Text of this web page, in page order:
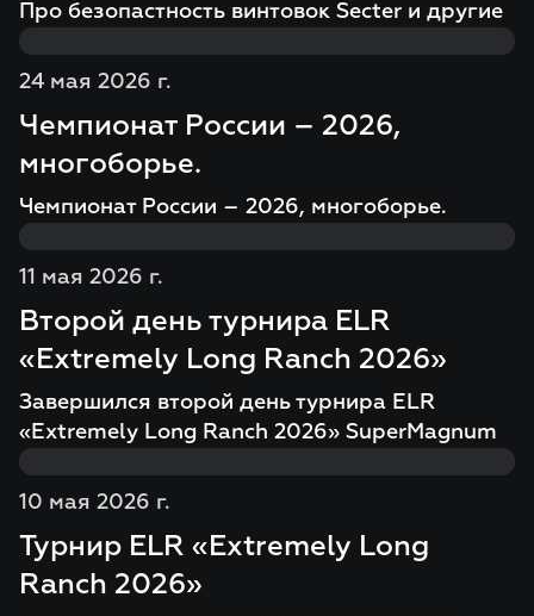
Про безопастность винтовок Secter и другие
24 мая 2026 г.
Чемпионат России – 2026,
многоборье.
Чемпионат России – 2026, многоборье.
11 мая 2026 г.
Второй день турнира ELR
«Extremely Long Ranch 2026»
Завершился второй день турнира ELR
«Extremely Long Ranch 2026» SuperMagnum
10 мая 2026 г.
Турнир ELR «Extremely Long
Ranch 2026»